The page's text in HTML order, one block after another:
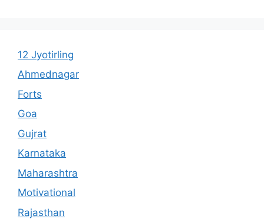
12 Jyotirling
Ahmednagar
Forts
Goa
Gujrat
Karnataka
Maharashtra
Motivational
Rajasthan